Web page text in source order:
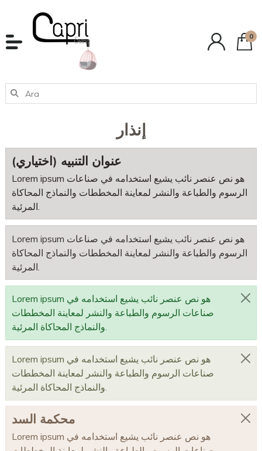
0
إنذار
عنوان التنبيه (اختياري)
Lorem ipsum هو نص عنصر نائب يشيع استخدامه في صناعات
الرسوم والطباعة والنشر لمعاينة المخططات والنماذج المحاكاة
Lorem ipsum هو نص عنصر نائب يشيع استخدامه في
صناعات الرسوم والطباعة والنشر لمعاينة المخططات
والنماذج المحاكاة المرئية.
Lorem ipsum هو نص عنصر نائب يشيع استخدامه في صناعات
الرسوم والطباعة والنشر لمعاينة المخططات والنماذج المحاكاة
Lorem ipsum هو نص عنصر نائب يشيع استخدامه في
صناعات الرسوم والطباعة والنشر لمعاينة المخططات
والنماذج المحاكاة المرئية.
محكمة السد
Lorem ipsum هو نص عنصر نائب يشيع استخدامه في